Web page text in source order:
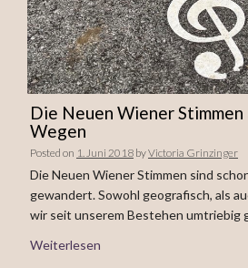
Die Neuen Wiener Stimmen
Wegen
Posted on 1. Juni 2018 byVictoria Grinzinger
Die Neuen Wiener Stimmen sind
gewandert. Sowohl geografisch, als
wir seit unserem Bestehen umtriebig
Weiterlesen